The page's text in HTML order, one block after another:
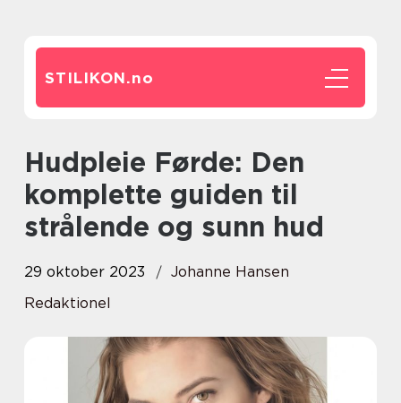
STILIKON.no
Hudpleie Førde: Den
komplette guiden til
strålende og sunn hud
29 oktober 2023
Johanne Hansen
Redaktionel